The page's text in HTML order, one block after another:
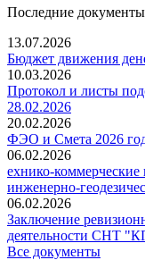
Последние документы
13.07.2026
Бюджет движения
10.03.2026
Протокол и листы
28.02.2026
20.02.2026
ФЭО и Смета 2026
06.02.2026
ехнико-
инженерно-
06.02.2026
Заключение
деятельности СНТ
Все документы